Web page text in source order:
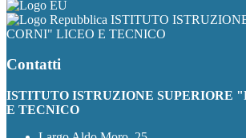
ISTITUTO
CORNI" LICEO E TECNICO
Contatti
ISTITUTO ISTRUZIONE SUPERIORE
E TECNICO